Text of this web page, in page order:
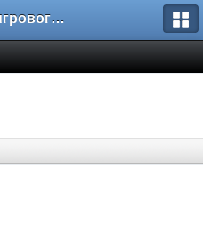
Форум игрового проекта Riverrise